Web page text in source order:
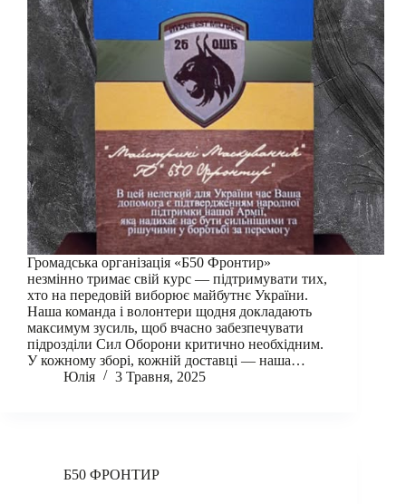
Громадська організація «Б50 Фронтир»
незмінно тримає свій курс — підтримувати тих,
хто на передовій виборює майбутнє України.
Наша команда і волонтери щодня докладають
максимум зусиль, щоб вчасно забезпечувати
підрозділи Сил Оборони критично необхідним.
У кожному зборі, кожній доставці — наша…
Юлія
3 Травня, 2025
Б50 ФРОНТИР